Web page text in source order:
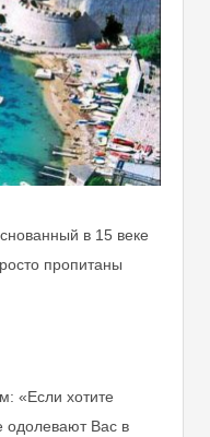
в 15 веке
пропитаны
«Если хотите
одолевают Вас в